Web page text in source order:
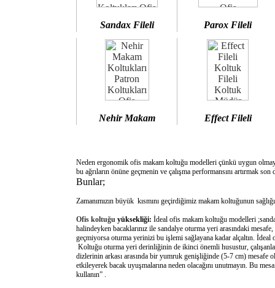
Sandax Fileli Parox Fileli
Nehir Makam Effect Fileli
Neden ergonomik ofis makam koltuğu modelleri çünkü uygun
bu ağrıların önüne geçmenin ve çalışma performansını artırmak
Bunlar;
Zamanımızın büyük kısmını geçirdiğimiz makam koltuğunun
Ofis koltuğu yüksekliği: İdeal ofis makam koltuğu modelleri
halindeyken bacaklarınız ile sandalye oturma yeri arasındaki
geçmiyorsa oturma yerinizi bu işlemi sağlayana kadar alçaltın.
Koltuğu oturma yeri derinliğinin de ikinci önemli husustur,
dizlerinin arkası arasında bir yumruk genişliğinde (5-7 cm) mesafe
etkileyerek bacak uyuşmalarına neden olacağını unutmayın. Bu
kullanın” .